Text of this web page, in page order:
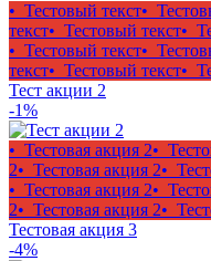
• Тестовый текст•
текст• Тестовый текст•
• Тестовый текст•
текст• Тестовый текст•
Тест акции 2
-1%
• Тестовая акция 2•
2• Тестовая акция 2•
• Тестовая акция 2•
2• Тестовая акция 2•
Тестовая акция 3
-4%